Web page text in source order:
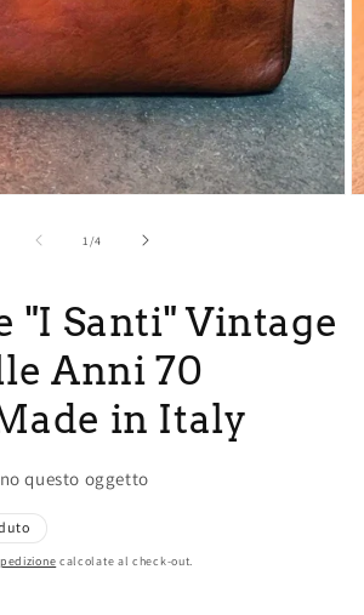
1 /su
4
"I Santi" Vintage
Anni 70
in Italy
questo oggetto
calcolate al check-out.